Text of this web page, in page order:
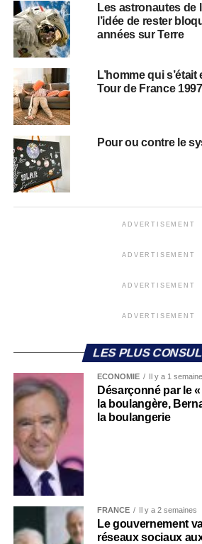
Les astronautes de
l’idée de rester
années sur Terre
L’homme qui
Tour de France
Pour ou contre le
ADVERTISEMENT
ADVERTISEMENT
ADVERTISEMENT
ADVERTISEMENT
LES PLUS
ECONOMIE Il y a 1 semaine
Désarçonné par le
la boulangère,
la boulangerie
FRANCE Il y a 2 semaines
Le gouvernement
réseaux sociaux